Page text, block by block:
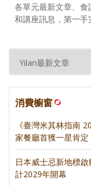
各單元最新文章、
和講座訊息，第一手
消費櫥窗
《臺灣米其林指南
家餐廳首獲一星肯
日本威士忌新地標
計2029年開幕